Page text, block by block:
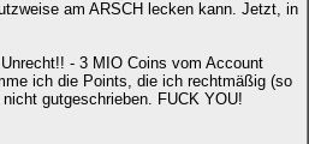
am ARSCH lecken kann. Jetzt, in
- 3 MIO Coins vom Account
ich die Points, die ich rechtmäßig (so
gutgeschrieben. FUCK YOU!